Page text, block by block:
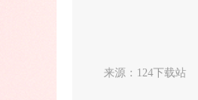
来源：124下载站